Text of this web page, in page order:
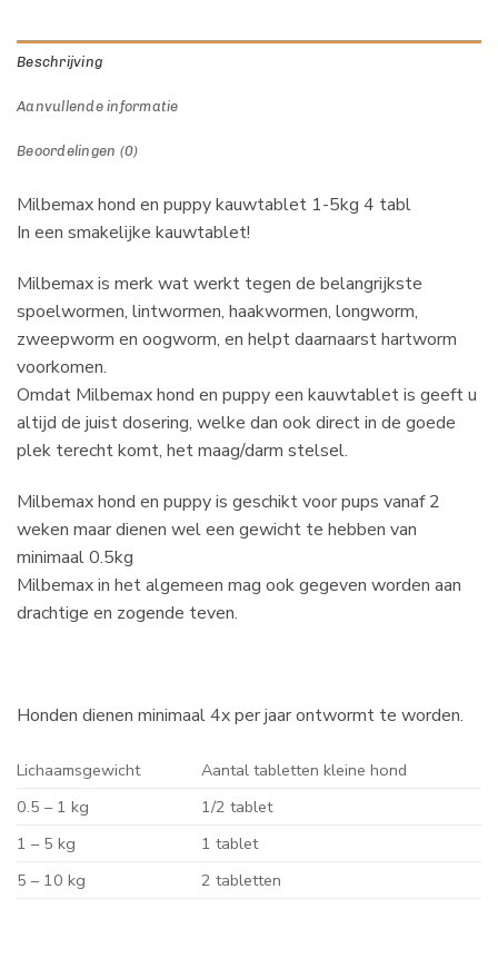
Beschrijving
Aanvullende informatie
Beoordelingen (0)
Milbemax hond en puppy kauwtablet 1-5kg 4 tabl
In een smakelijke kauwtablet!
Milbemax is merk wat werkt tegen de belangrijkste
spoelwormen, lintwormen, haakwormen, longworm,
zweepworm en oogworm, en helpt daarnaarst hartworm
voorkomen.
Omdat Milbemax hond en puppy een kauwtablet is geeft u
altijd de juist dosering, welke dan ook direct in de goede
plek terecht komt, het maag/darm stelsel.
Milbemax hond en puppy is geschikt voor pups vanaf 2
weken maar dienen wel een gewicht te hebben van
minimaal 0.5kg
Milbemax in het algemeen mag ook gegeven worden aan
drachtige en zogende teven.
Honden dienen minimaal 4x per jaar ontwormt te worden.
Lichaamsgewicht
Aantal tabletten kleine hond
0.5 – 1 kg
1/2 tablet
1 – 5 kg
1 tablet
5 – 10 kg
2 tabletten